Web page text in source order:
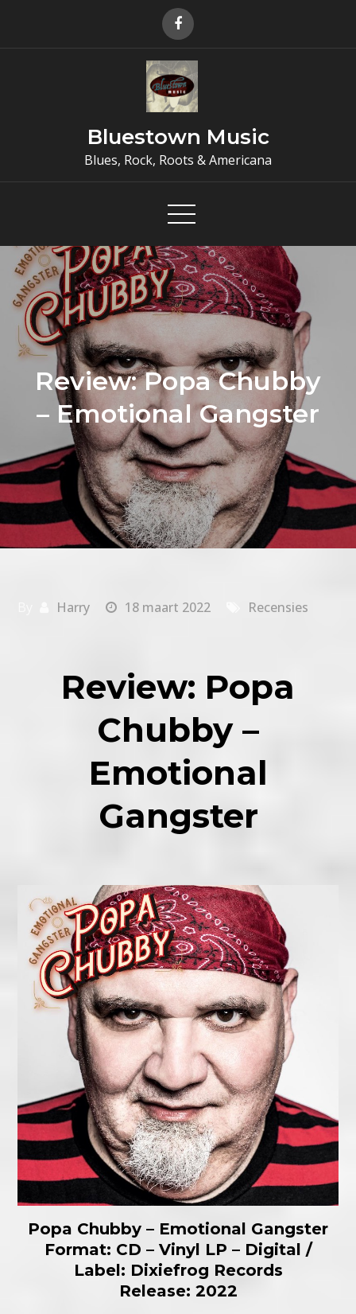
Bluestown Music
Blues, Rock, Roots & Americana
Review: Popa Chubby
– Emotional Gangster
Harry 18 maart 2022 Recensies
Review: Popa
Chubby –
Emotional
Gangster
Popa Chubby – Emotional Gangster
Format: CD – Vinyl LP – Digital /
Label: Dixiefrog Records
Release: 2022